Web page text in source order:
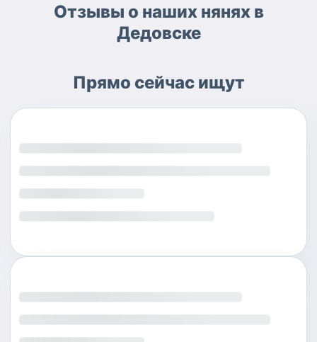
Отзывы о наших нянях в
Дедовске
Прямо сейчас ищут